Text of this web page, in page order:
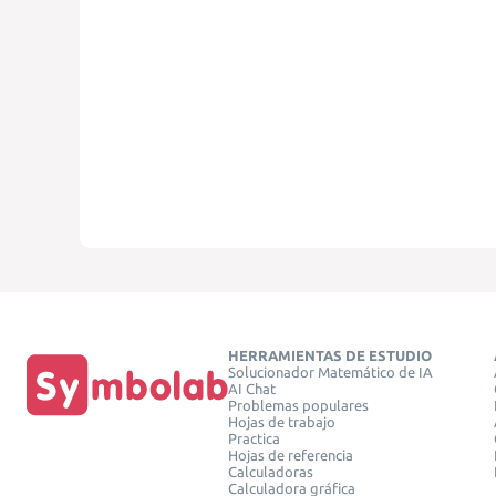
HERRAMIENTAS DE ESTUDIO
Solucionador Matemático de IA
AI Chat
Problemas populares
Hojas de trabajo
Practica
Hojas de referencia
Calculadoras
Calculadora gráfica